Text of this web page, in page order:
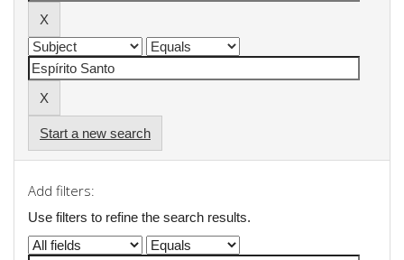
Start a new search
Add filters:
Use filters to refine the search results.